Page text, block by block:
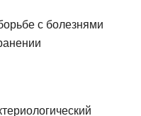
с болезнями